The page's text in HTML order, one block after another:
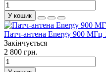
У кошик
Патч-антена Energy 900 МГц
Закінчується
2 800 грн.